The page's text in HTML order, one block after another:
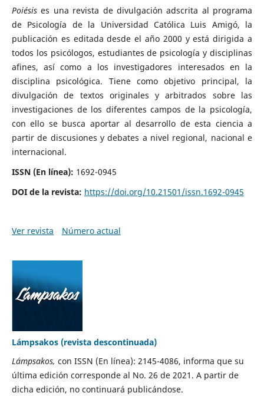
Poiésises una revista de divulgación adscrita al programa
de Psicología de la Universidad Católica Luis Amigó, la
publicación es editada desde el año 2000 y está dirigida a
todos los psicólogos, estudiantes de psicología y disciplinas
afines, así como a los investigadores interesados en la
disciplina psicológica. Tiene como objetivo principal, la
divulgación de textos originales y arbitrados sobre las
investigaciones de los diferentes campos de la psicología,
con ello se busca aportar al desarrollo de esta ciencia a
partir de discusiones y debates a nivel regional, nacional e
internacional.
ISSN (En línea): 1692-0945
DOI de la revista: https://doi.org/10.21501/issn.1692-0945
Ver revista Número actual
Lámpsakos (revista descontinuada)
Lámpsakos, con ISSN (En línea): 2145-4086, informa que su
última edición corresponde al No. 26 de 2021. A partir de
dicha edición, no continuará publicándose.